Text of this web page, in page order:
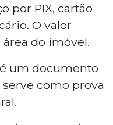
por PIX, cartão
O valor
do imóvel.
é um documento
como prova